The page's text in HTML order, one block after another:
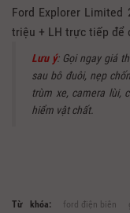
Ford Explorer Limited
triệu + LH trực tiếp để
Lưu ý: Gọi ngay giá
sau bô đuôi, nẹp
trùm xe, camera lùi,
hiểm vật chất.
Từ khóa: ford điện biên